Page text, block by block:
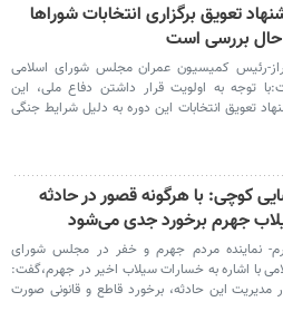
تعویق برگزاری انتخابات شوراها
حال بررسی است
رئیس کمیسیون عمران مجلس شورای اسلامی
توجه به اولویت قرار داشتن دفاع ملی، این
تعویق انتخابات این دوره به دلیل شرایط جنگی
کوچی: با هرگونه قصور در حادثه
جهرم برخورد جدی می‌شود
نماینده مردم جهرم و خفر در مجلس شورای
با اشاره به خسارات سیلاب اخیر در جهرم،گفت:
مدیریت این حادثه، برخورد قاطع و قانونی صورت